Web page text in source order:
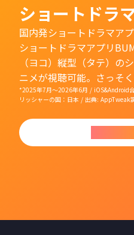
ショートドラ
国内発ショートドラマア
ショートドラマアプリ
（ヨコ）縦型（タテ）の
ニメが視聴可能。さっそ
*2025年7月〜2026年6月 / iOS&Android
リッシャーの国：日本 / 出典: AppTweak